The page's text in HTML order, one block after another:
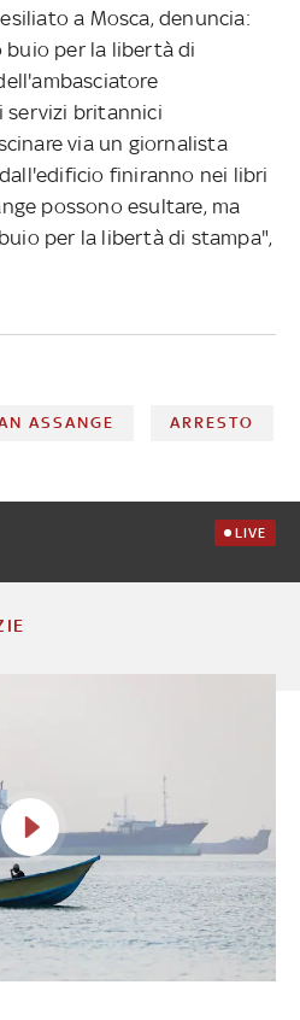
a Mosca, denuncia:
buio per la libertà di
servizi britannici
via un giornalista
finiranno nei libri
possono esultare, ma
per la libertà di stampa",
ASSANGE ARRESTO
LIVE